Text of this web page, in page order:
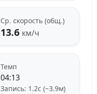
Ср. скорость (общ.)
13.6 км/ч
Темп
04:13
Запись: 1.2с (~3.9м)